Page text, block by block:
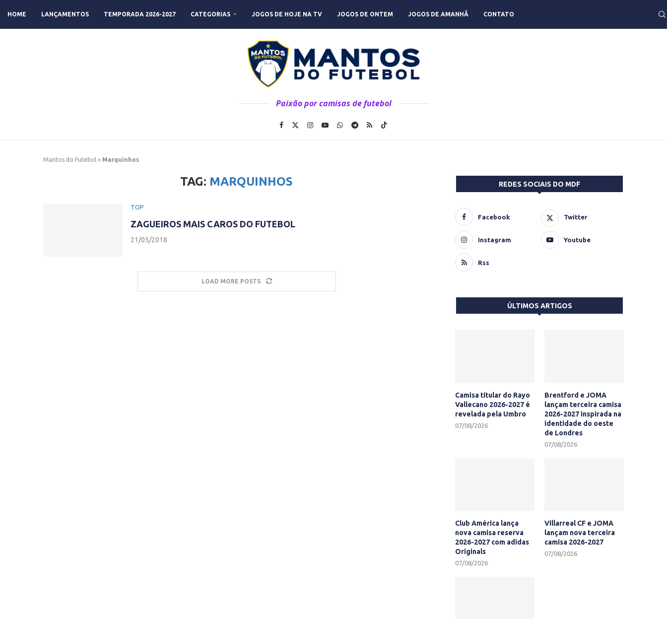
HOME LANÇAMENTOS TEMPORADA 2026-2027 CATEGORIAS JOGOS DE HOJE NA TV JOGOS DE ONTEM JOGOS DE AMANHÃ CONTATO
Paixão por camisas de futebol
Mantos do Futebol » Marquinhos
TAG: MARQUINHOS
TOP
ZAGUEIROS MAIS CAROS DO FUTEBOL
21/05/2018
LOAD MORE POSTS
REDES SOCIAIS DO MDF
Facebook Twitter
Instagram Youtube
Rss
ÚLTIMOS ARTIGOS
Camisa titular do Rayo
Vallecano 2026-2027 é
revelada pela Umbro
07/08/2026
Brentford e JOMA
lançam terceira camisa
2026-2027 inspirada na
identidade do oeste
de Londres
07/08/2026
Club América lança
nova camisa reserva
2026-2027 com adidas
Originals
07/08/2026
Villarreal CF e JOMA
lançam nova terceira
camisa 2026-2027
07/08/2026